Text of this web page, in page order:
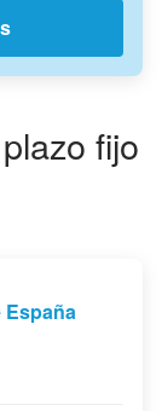
fijo